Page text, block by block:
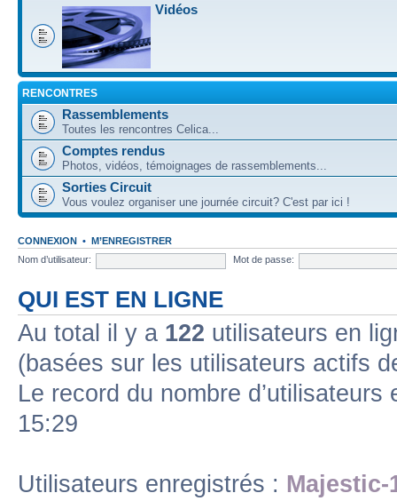
Vidéos
RENCONTRES
Rassemblements
Toutes les rencontres Celica...
Comptes rendus
Photos, vidéos, témoignages de rassemblements...
Sorties Circuit
Vous voulez organiser une journée circuit? C'est par ici !
CONNEXION • M’ENREGISTRER
Nom d’utilisateur:
Mot de passe:
QUI EST EN LIGNE
Au total il y a 122 utilisateurs en
(basées sur les utilisateurs actifs
Le record du nombre
15:29
Utilisateurs enregistrés :